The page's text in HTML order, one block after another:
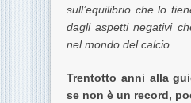
sull’equilibrio che lo
dagli aspetti negativi
nel mondo del calcio.
Trentotto anni alla
se non è un record,